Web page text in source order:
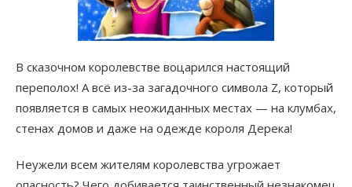
В сказочном королевстве воцарился настоящий
переполох! А всё из-за загадочного символа Z, который
появляется в самых неожиданных местах — на клумбах,
стенах домов и даже на одежде короля Дерека!
Неужели всем жителям королевства угрожает